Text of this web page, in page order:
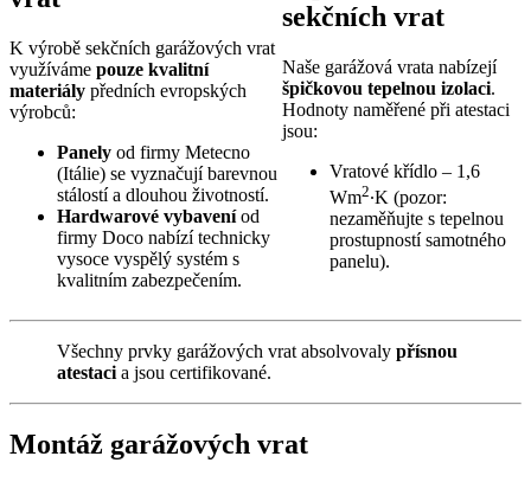
K výrobě sekčních garážových vrat
využíváme pouze kvalitní
materiály předních evropských
výrobců:
Panely od firmy Metecno
(Itálie) se vyznačují barevnou
stálostí a dlouhou životností.
Hardwarové vybaveníod
firmy Doco nabízí technicky
vysoce vyspělý systém s
kvalitním zabezpečením.
sekčních vrat
Naše garážová vrata nabízejí
špičkovou tepelnou izolaci.
Hodnoty naměřené při atestaci
jsou:
Vratové křídlo – 1,6
Wm2∙K (pozor:
nezaměňujte s tepelnou
prostupností samotného
panelu).
Všechny prvky garážových vrat absolvovaly přísnou
atestaci a jsou certifikované.
Montáž garážových vrat